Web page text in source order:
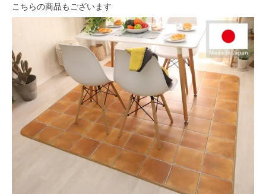
こちらの商品もございます